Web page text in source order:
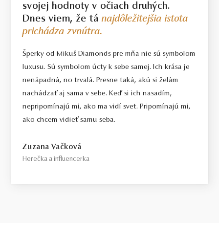
svojej hodnoty v očiach druhých.
Dnes viem, že tánajdôležitejšia istota
prichádza zvnútra.
Šperky od Mikuš Diamonds pre mňa nie sú symbolom
luxusu. Sú symbolom úcty k sebe samej. Ich krása je
nenápadná, no trvalá. Presne taká, akú si želám
nachádzať aj sama v sebe. Keď si ich nasadím,
nepripomínajú mi, ako ma vidí svet. Pripomínajú mi,
ako chcem vidieť samu seba.
Zuzana Vačková
Herečka a influencerka